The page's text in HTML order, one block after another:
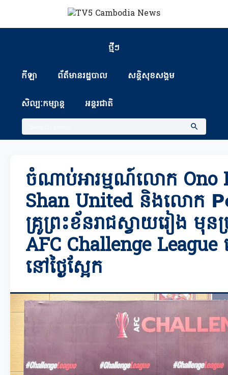
ថ្មីៗ
កីឡា ព័ត៏មានរដ្ឋបាល សន្តិសុខសង្គម
សិល្បៈកម្សាន្ត អន្តរជាតិ
ចំណាប់អារម្មណ៍លោក Ono
Shan United និងលោក
គ្រូព្រះខ័នរាជស្វាយរៀង មុន
AFC Challenge
នៅថ្ងៃស្អែក